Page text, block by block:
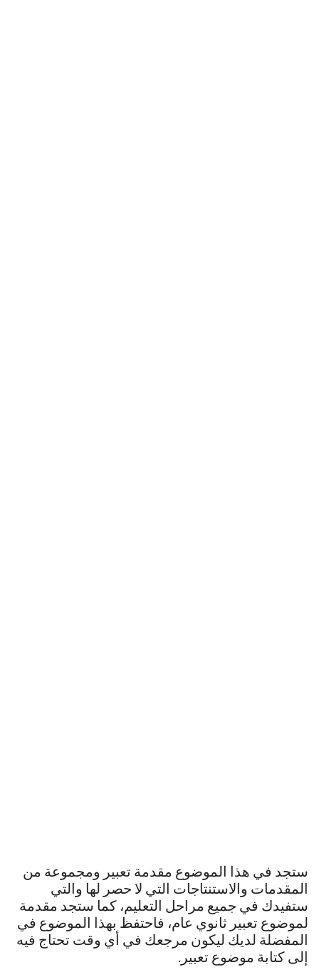
ستجد في هذا الموضوع مقدمة تعبير ومجموعة من
المقدمات والاستنتاجات التي لا حصر لها والتي
ستفيدك في جميع مراحل التعليم، كما ستجد مقدمة
لموضوع تعبير ثانوي عام، فاحتفظ بهذا الموضوع في
المفضلة لديك ليكون مرجعك في أي وقت تحتاج فيه
إلى كتابة موضوع تعبير.